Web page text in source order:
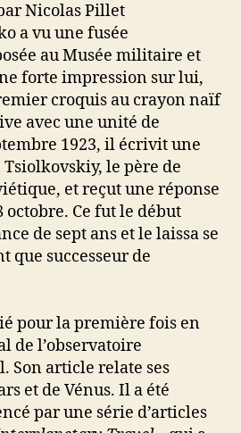
a vu une fusée
au Musée militaire et
forte impression sur lui,
croquis au crayon naïf
avec une unité de
1923, il écrivit une
le père de
et reçut une réponse
octobre. Ce fut le début
de sept ans et le laissa se
que successeur de
pour la première fois en
de l’observatoire
Son article relate ses
et de Vénus. Il a été
par une série d’articles